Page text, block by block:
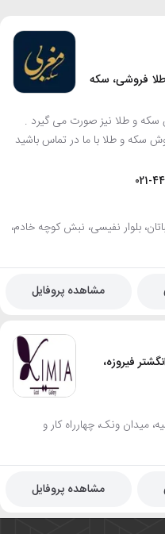
فروشی، سکه
و طلا نیز صورت می گیرد .
سکه و طلا با ما در تماس باشید
021-
اکباتان، بلوار نفیسی، نبش کوچه خادم،
مشاهده پروفایل
فیروزه،
محله کاووسیه، میدان ونک، چهارراه کار و
مشاهده پروفایل